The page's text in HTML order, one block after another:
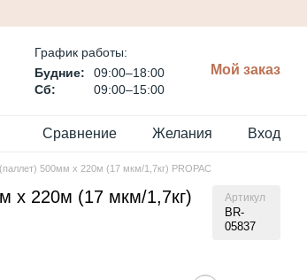
График работы:
Будние:
09:00–18:00
Сб:
09:00–15:00
Мой заказ
Сравнение Желания Вход
500мм х 220м (17 мкм/1,7кг) PROPAC
х 220м (17 мкм/1,7кг)
Артикул
BR-
05837